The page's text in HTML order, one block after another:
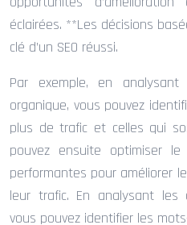
éclairées. **Les décisions
clé d’un SEO réussi.
Par exemple, en
organique, vous pouvez
plus de trafic et celles qui
pouvez ensuite optimiser
performantes pour améliorer
leur trafic. En analysant les
vous pouvez identifier les